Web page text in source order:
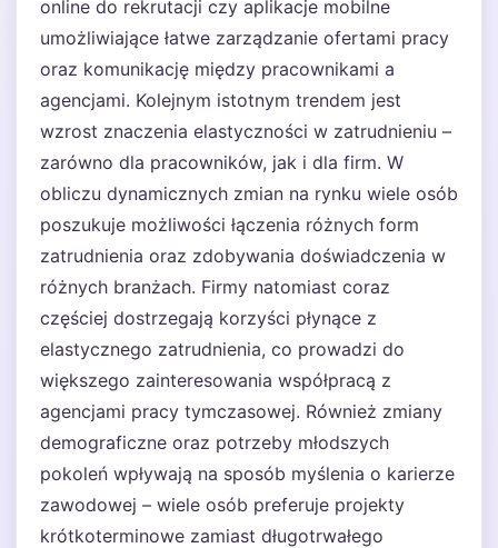
online do rekrutacji czy aplikacje mobilne
umożliwiające łatwe zarządzanie ofertami pracy
oraz komunikację między pracownikami a
agencjami. Kolejnym istotnym trendem jest
wzrost znaczenia elastyczności w zatrudnieniu –
zarówno dla pracowników, jak i dla firm. W
obliczu dynamicznych zmian na rynku wiele osób
poszukuje możliwości łączenia różnych form
zatrudnienia oraz zdobywania doświadczenia w
różnych branżach. Firmy natomiast coraz
częściej dostrzegają korzyści płynące z
elastycznego zatrudnienia, co prowadzi do
większego zainteresowania współpracą z
agencjami pracy tymczasowej. Również zmiany
demograficzne oraz potrzeby młodszych
pokoleń wpływają na sposób myślenia o karierze
zawodowej – wiele osób preferuje projekty
krótkoterminowe zamiast długotrwałego